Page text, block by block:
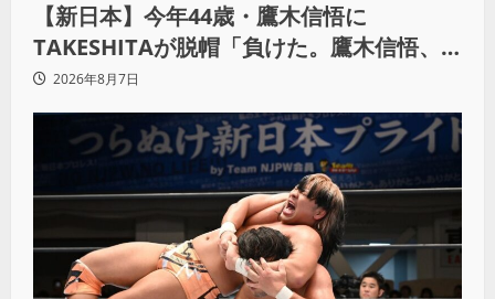
【新日本】今年44歳・鷹木信悟に
TAKESHITAが脱帽「負けた。鷹木信悟、
強いわ！」
2026年8月7日